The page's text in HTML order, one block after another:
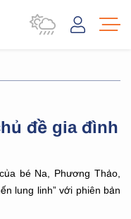
đề gia đình
bé Na, Phương Thảo,
lung linh” với phiên bản